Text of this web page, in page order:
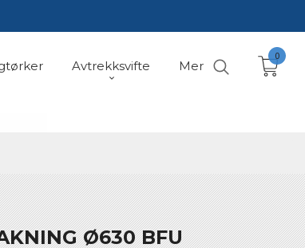
Avtrekksvifte Mer
0
Ø630 BFU